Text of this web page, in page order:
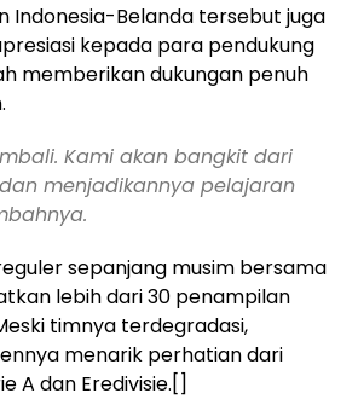
Indonesia-Belanda tersebut juga
kepada para pendukung
memberikan dukungan penuh
Kami akan bangkit dari
menjadikannya pelajaran
sepanjang musim bersama
lebih dari 30 penampilan
timnya terdegradasi,
menarik perhatian dari
A dan Eredivisie.[]